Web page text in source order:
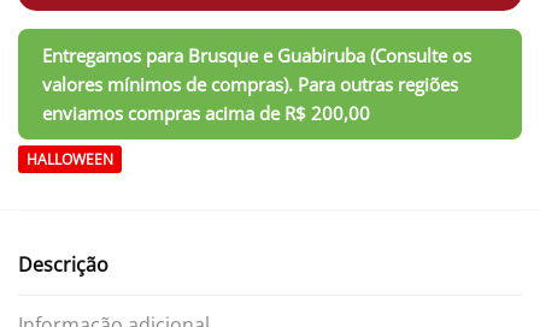
HALLOWEEN
Descrição